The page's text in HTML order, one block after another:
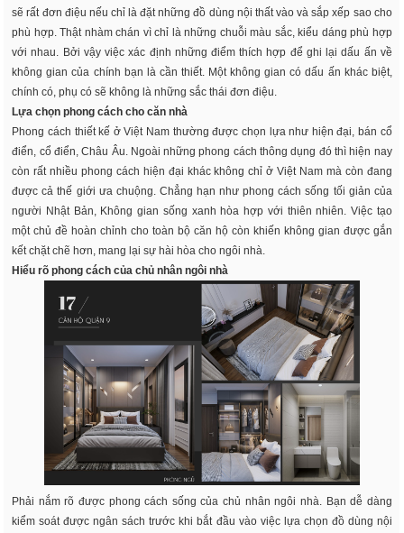
sẽ rất đơn điệu nếu chỉ là đặt những đồ dùng nội thất vào và sắp xếp sao cho
phù hợp. Thật nhàm chán vì chỉ là những chuỗi màu sắc, kiểu dáng phù hợp
với nhau. Bởi vậy việc xác định những điểm thích hợp để ghi lại dấu ấn về
không gian của chính bạn là cần thiết. Một không gian có dấu ấn khác biệt,
chính có, phụ có sẽ không là những sắc thái đơn điệu.
Lựa chọn phong cách cho căn nhà
Phong cách thiết kế ở Việt Nam thường được chọn lựa như hiện đại, bán cổ
điển, cổ điển, Châu Âu. Ngoài những phong cách thông dụng đó thì hiện nay
còn rất nhiều phong cách hiện đại khác không chỉ ở Việt Nam mà còn đang
được cả thế giới ưa chuộng. Chẳng hạn như phong cách sống tối giản của
người Nhật Bản, Không gian sống xanh hòa hợp với thiên nhiên. Việc tạo
một chủ đề hoàn chỉnh cho toàn bộ căn hộ còn khiến không gian được gắn
kết chặt chẽ hơn, mang lại sự hài hòa cho ngôi nhà.
Hiểu rõ phong cách của chủ nhân ngôi nhà
Phải nắm rõ được phong cách sống của chủ nhân ngôi nhà. Bạn dễ dàng
kiểm soát được ngân sách trước khi bắt đầu vào việc lựa chọn đồ dùng nội